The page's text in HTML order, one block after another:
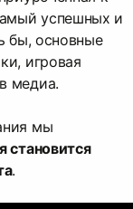
успешных и
бы, основные
игровая
медиа.
мы
становится
.